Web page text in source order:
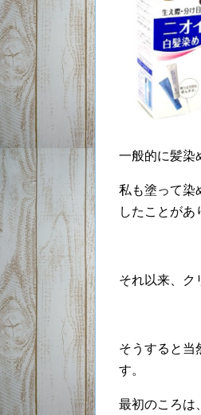
一般的に髪染
私も塗って染
したことがあ
それ以来、ク
そうすると当
す。
最初のころは